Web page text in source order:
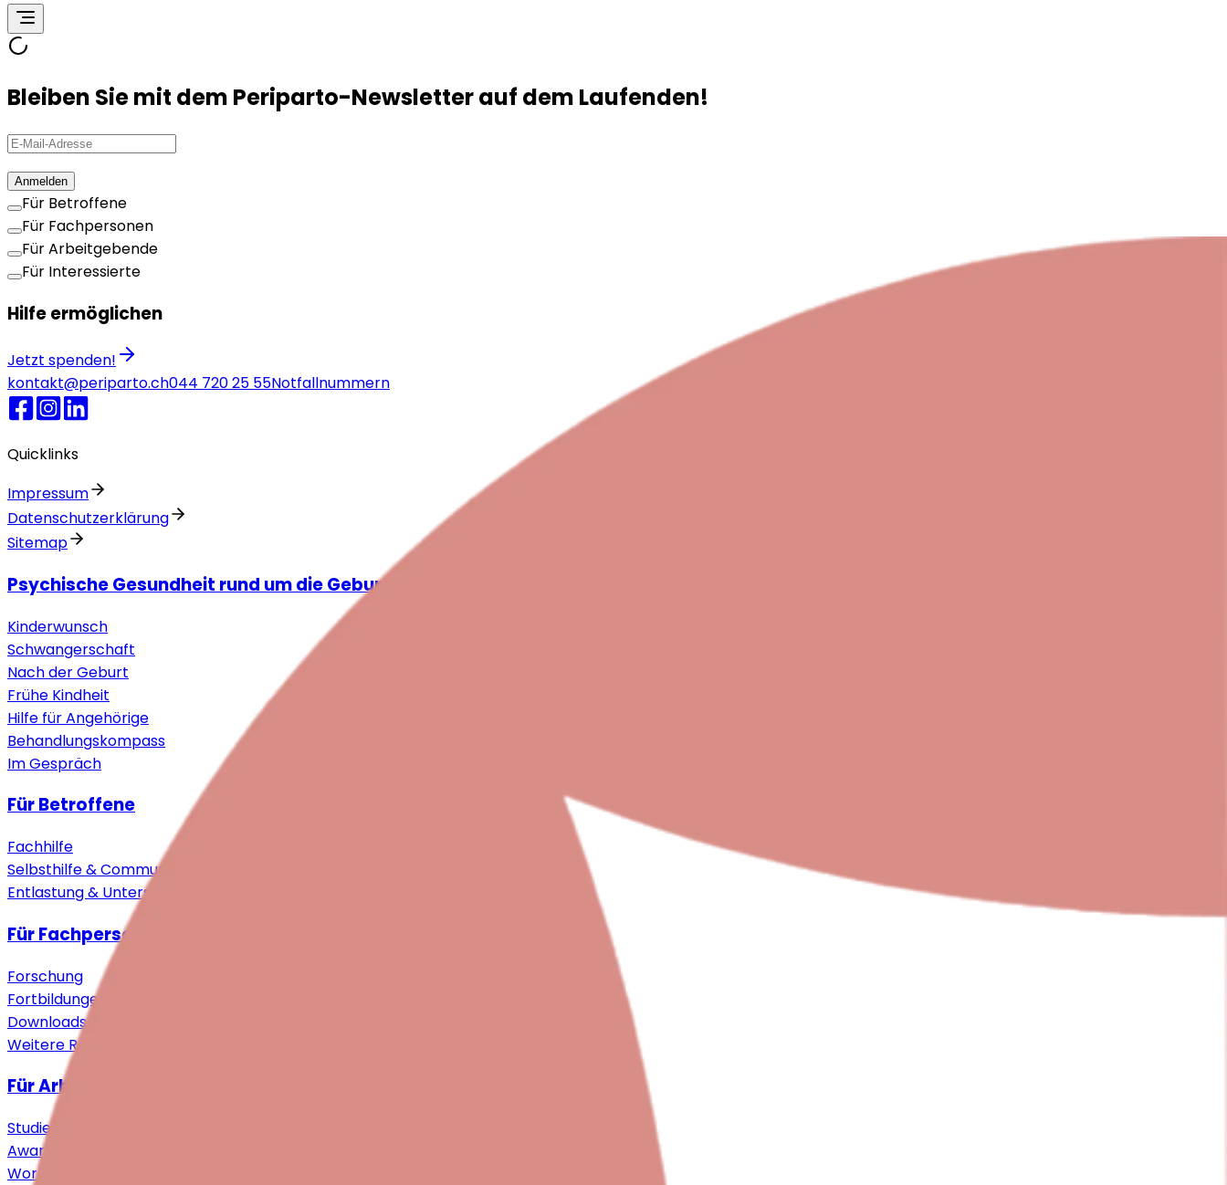
Bleiben Sie mit dem Periparto-Newsletter auf dem Laufenden!
Anmelden
Für Betroffene
Für Fachpersonen
Für Arbeitgebende
Für Interessierte
Hilfe ermöglichen
Jetzt spenden!
kontakt@periparto.ch044 720 25 55Notfallnummern
Quicklinks
Impressum
Datenschutzerklärung
Sitemap
Psychische Gesundheit rund um die Geburt
Kinderwunsch
Schwangerschaft
Nach der Geburt
Frühe Kindheit
Hilfe für Angehörige
Behandlungskompass
Im Gespräch
Für Betroffene
Fachhilfe
Selbsthilfe & Community
Entlastung & Unterstützung
Für Fachpersonen
Forschung
Fortbildungen
Downloads
Weitere Ressourcen
Für Arbeitgebende
Studie
Awareness Events
Workshops